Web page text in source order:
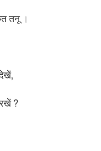
तनू ।
?